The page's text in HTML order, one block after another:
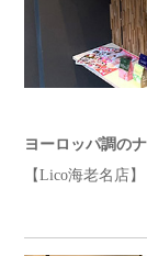
ヨーロッパ調の
【Lico海老名店】